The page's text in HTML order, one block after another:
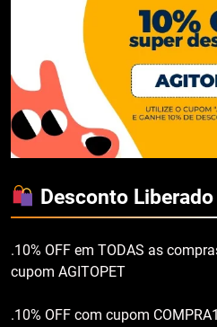
Desconto Liberado
.10% OFF em TODAS as
cupom AGITOPET
.10% OFF com cupom